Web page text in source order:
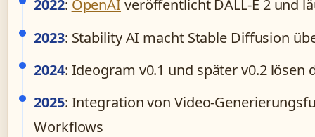
2022: OpenAI veröffentlicht DALL-E 2 und
2023: Stability AI macht Stable Diffusion
2024: Ideogram v0.1 und später v0.2 lösen
2025: Integration von Video-
Workflows